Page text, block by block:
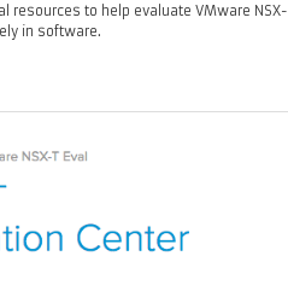
resources to help evaluate VMware NSX-
in software.